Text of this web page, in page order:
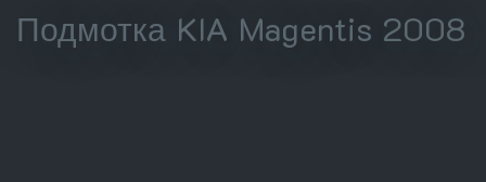
Подмотка KIA Magentis 2008